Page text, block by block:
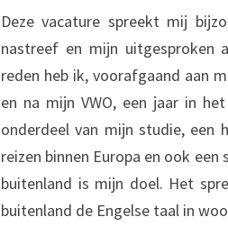
Deze vacature spreekt mij
nastreef en mijn uitgesproken
reden heb ik, voorafgaand aan
en na mijn VWO, een jaar in
onderdeel van mijn studie, een
reizen binnen Europa en ook
buitenland is mijn doel. Het
buitenland de Engelse taal in